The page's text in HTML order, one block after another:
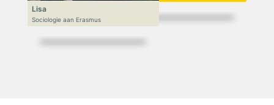
Lisa
Sociologie aan Erasmus